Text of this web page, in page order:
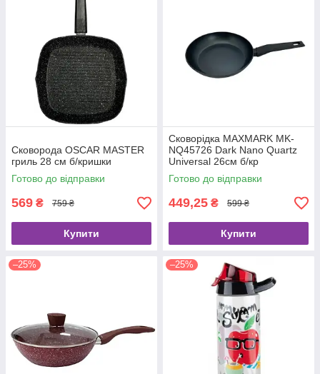
Сковорода OSCAR MASTER
гриль 28 см б/кришки
Готово до відправки
569 ₴ 759 ₴
Купити
Сковорідка MAXMARK MK-
NQ45726 Dark Nano Quartz
Universal 26см б/кр
Готово до відправки
449,25 ₴ 599 ₴
Купити
–25% –25%